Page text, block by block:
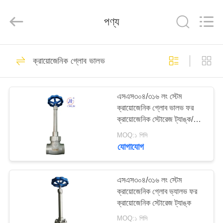
পণ্য
সম্পর্কে
Equipment
Co.,Ltd.
Reserved.
ক্রায়োজেনিক গ্লোব ভালভ
243
ক্রায়োজেনিক বল ভালভ
59
পণ্য
ক্রায়োজেনিক গ্লোব ভালভ
এসএস৩০৪/৩১৬ লং স্টেম
ক্রায়োজেনিক গ্লোব ভালভ ফর
ক্রায়োজেনিক স্টোরেজ ট্যাঙ্ক/
কন্টেইনার
MOQ:১ পিসি
যোগাযোগ
এসএস৩০৪/৩১৬ লং স্টেম
ক্রায়োজেনিক গ্লোব ভ্যালভ ফর
ক্রায়োজেনিক স্টোরেজ ট্যাঙ্ক
MOQ:১ পিসি